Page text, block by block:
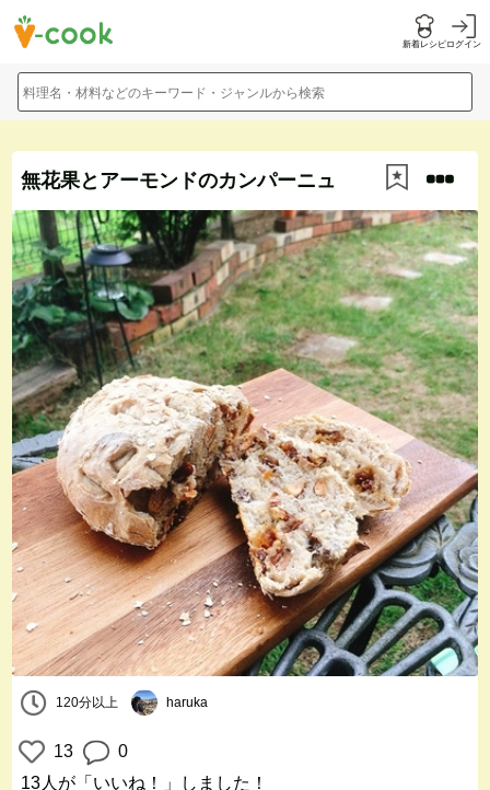
新着レシピログイン
料理名・材料などのキーワード・ジャンルから検索
無花果とアーモンドのカンパーニュ
120分以上 haruka
13
0
13人 が「いいね！」しました！